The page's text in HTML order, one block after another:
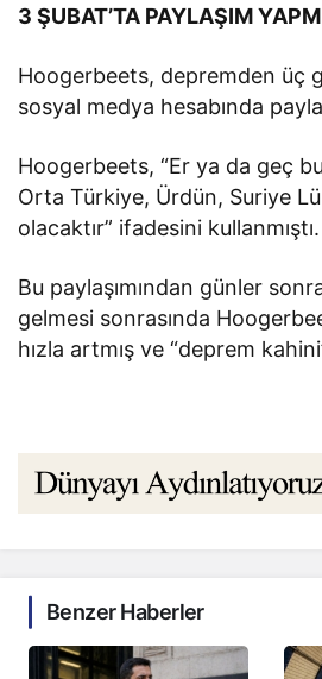
3 ŞUBAT’TA PAYLAŞIM
Hoogerbeets, depremden üç
sosyal medya hesabında
Hoogerbeets, “Er ya da geç
Orta Türkiye, Ürdün, Suriye
olacaktır” ifadesini kullanmıştı.
Bu paylaşımından günler
gelmesi sonrasında
hızla artmış ve “deprem
Benzer Haberler